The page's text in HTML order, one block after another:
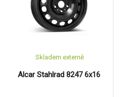
Alcar Stahlrad 8247 6x16
Skladem externě